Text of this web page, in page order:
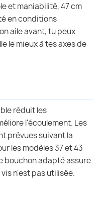
et maniabilité, 47 cm
en conditions
aile avant, tu peux
le mieux à tes axes de
réduit les
l'écoulement. Les
prévues suivant la
les modèles 37 et 43
bouchon adapté assure
n'est pas utilisée.